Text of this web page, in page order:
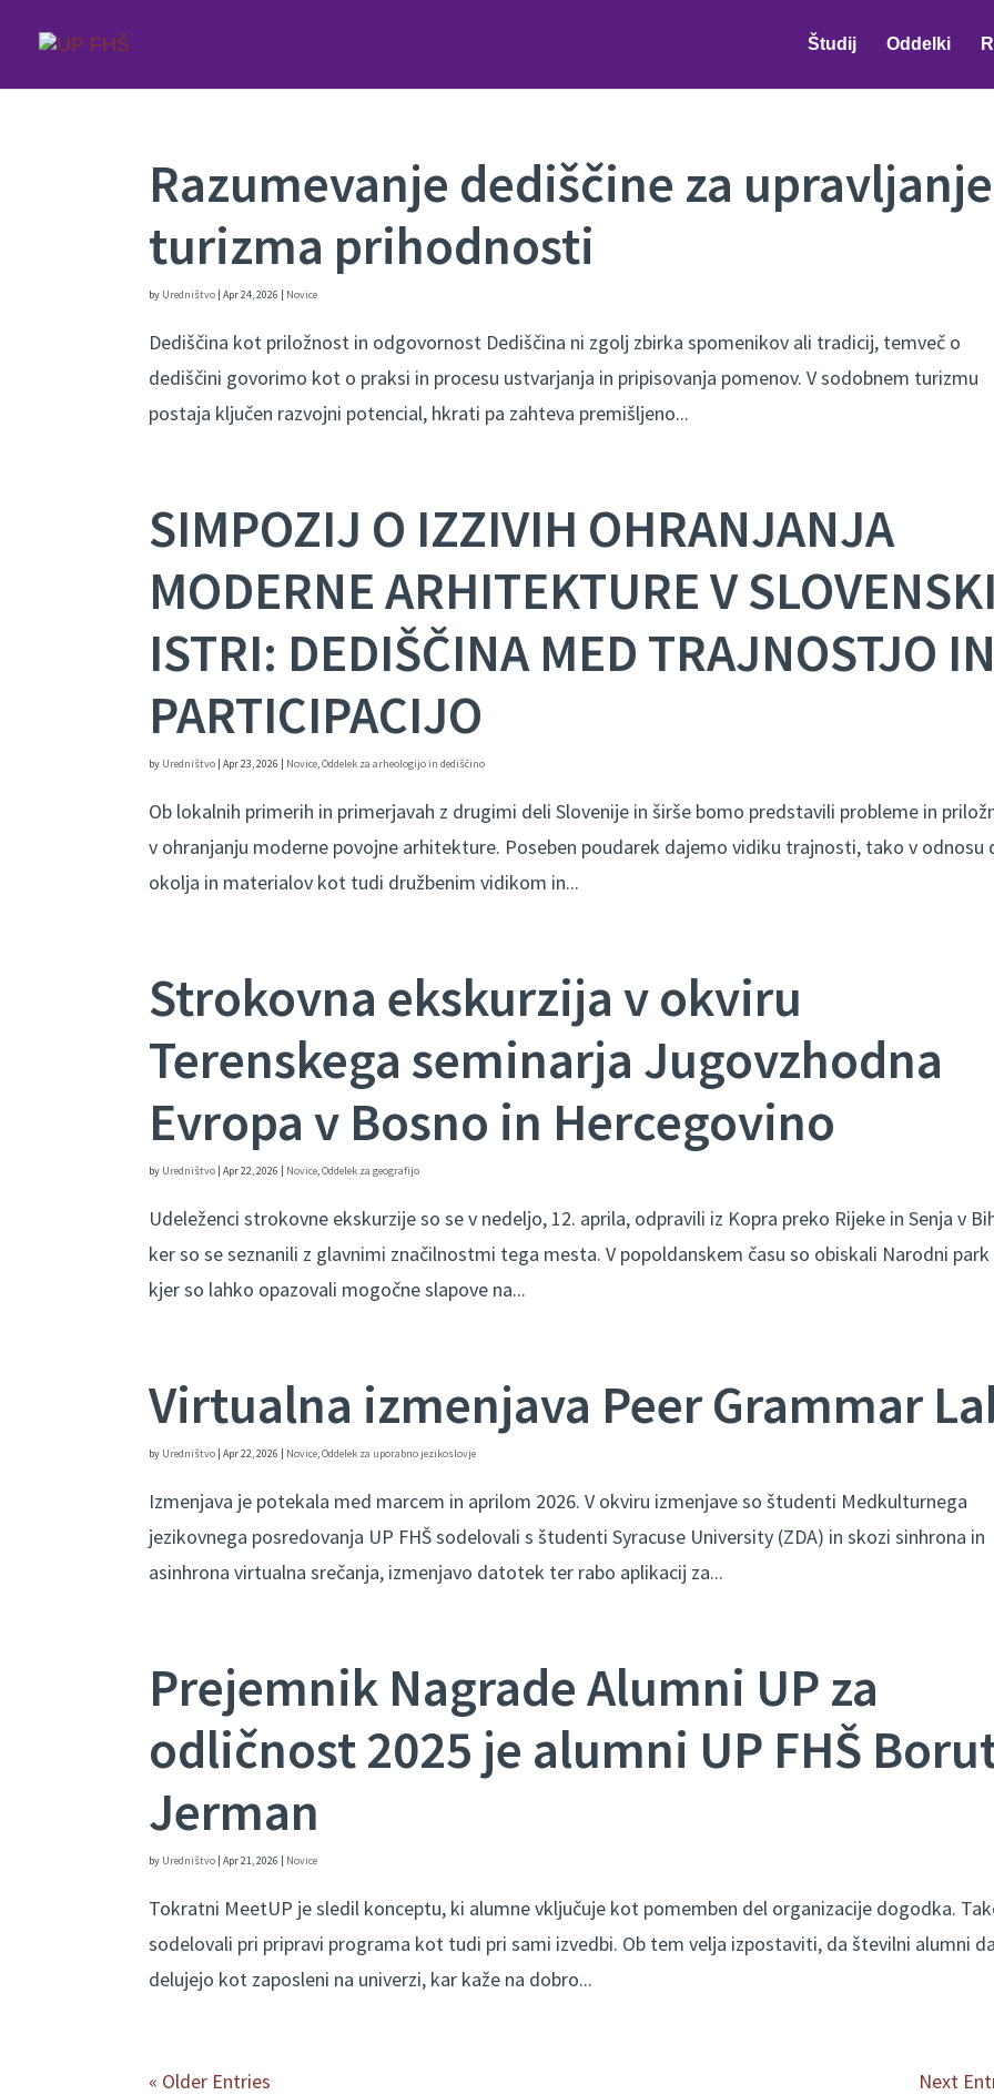
Študij Oddelki
Razumevanje dediščine za upravljanje
turizma prihodnosti
by Uredništvo |Apr 24, 2026 | Novice
Dediščina kot priložnost in odgovornost Dediščina ni zgolj zbirka spomenikov ali tradicij, temveč o
dediščini govorimo kot o praksi in procesu ustvarjanja in pripisovanja pomenov. V sodobnem turizmu
postaja ključen razvojni potencial, hkrati pa zahteva premišljeno...
SIMPOZIJ O IZZIVIH OHRANJANJA
MODERNE ARHITEKTURE V SLOVENSKI
ISTRI: DEDIŠČINA MED TRAJNOSTJO IN
PARTICIPACIJO
by Uredništvo |Apr 23, 2026 | Novice,Oddelek za arheologijo in dediščino
Ob lokalnih primerih in primerjavah z drugimi deli Slovenije in širše bomo predstavili probleme in
v ohranjanju moderne povojne arhitekture. Poseben poudarek dajemo vidiku trajnosti, tako v odnosu
okolja in materialov kot tudi družbenim vidikom in...
Strokovna ekskurzija v okviru
Terenskega seminarja Jugovzhodna
Evropa v Bosno in Hercegovino
by Uredništvo |Apr 22, 2026 | Novice,Oddelek za geografijo
Udeleženci strokovne ekskurzije so se v nedeljo, 12. aprila, odpravili iz Kopra preko Rijeke in Senja v
ker so se seznanili z glavnimi značilnostmi tega mesta. V popoldanskem času so obiskali Narodni park
kjer so lahko opazovali mogočne slapove na...
Virtualna izmenjava Peer Grammar
by Uredništvo |Apr 22, 2026 | Novice,Oddelek za uporabno jezikoslovje
Izmenjava je potekala med marcem in aprilom 2026. V okviru izmenjave so študenti Medkulturnega
jezikovnega posredovanja UP FHŠ sodelovali s študenti Syracuse University (ZDA) in skozi sinhrona in
asinhrona virtualna srečanja, izmenjavo datotek ter rabo aplikacij za...
Prejemnik Nagrade Alumni UP za
odličnost 2025 je alumni UP FHŠ
Jerman
by Uredništvo |Apr 21, 2026 | Novice
Tokratni MeetUP je sledil konceptu, ki alumne vključuje kot pomemben del organizacije dogodka.
sodelovali pri pripravi programa kot tudi pri sami izvedbi. Ob tem velja izpostaviti, da številni alumni
delujejo kot zaposleni na univerzi, kar kaže na dobro...
« Older Entries Next